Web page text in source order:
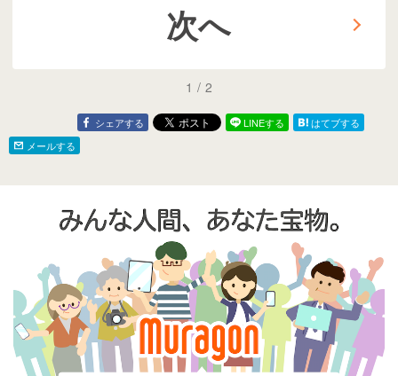
次へ
1 / 2
シェアする LINEする
はてブする
メールする